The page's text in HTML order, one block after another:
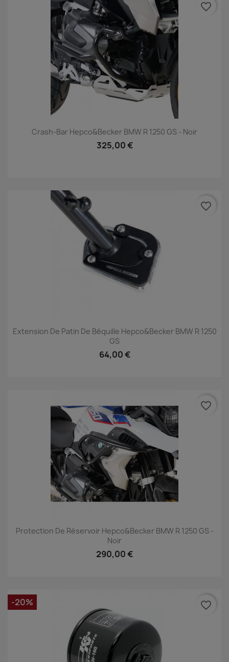
Crash-Bar Hepco&Becker BMW R 1250 GS - Noir
325,00 €
favorite_border
Extension De Patin De Béquille Hepco&Becker BMW R 1250
GS
64,00 €
favorite_border
Protection De Réservoir Hepco&Becker BMW R 1250 GS -
Noir
290,00 €
favorite_border
-20% favorite_border